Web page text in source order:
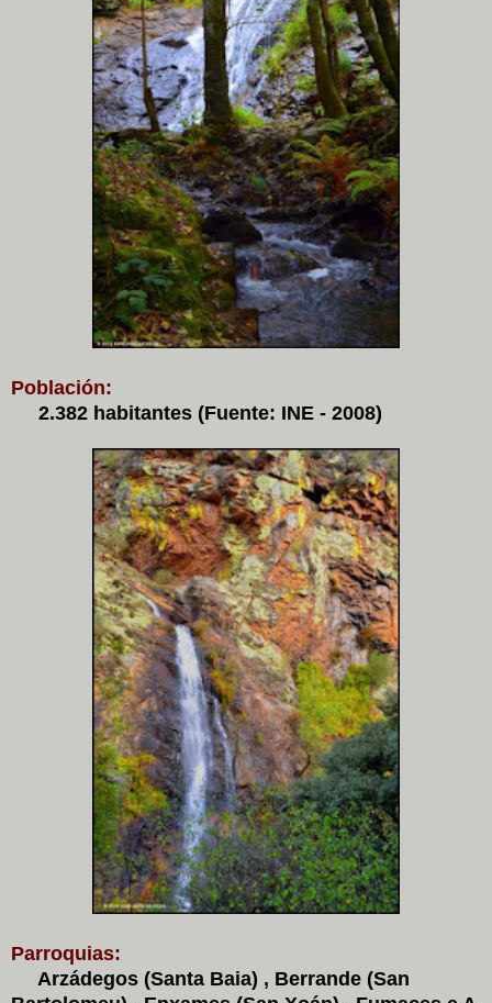
Población:
2.382 habitantes (Fuente: INE - 2008)
Parroquias:
Arzádegos (Santa Baia) , Berrande (San